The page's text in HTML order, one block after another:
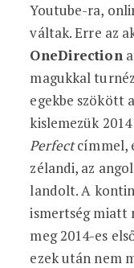
Youtube-ra,
váltak. Erre az
OneDirection
magukkal
egekbe szökött
kislemezük
Perfectcímmel,
zélandi, az
landolt. A
ismertség miatt
meg 2014-es
ezek után nem